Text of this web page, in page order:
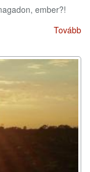
ember?!
Tovább